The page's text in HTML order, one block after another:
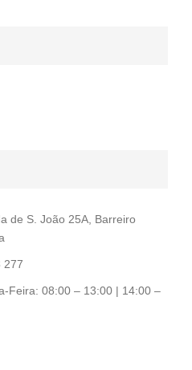
de S. João 25A, Barreiro
277
Feira: 08:00 – 13:00 | 14:00 –